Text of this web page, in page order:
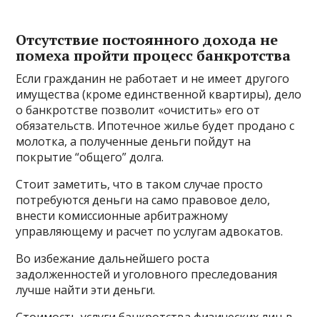
Отсутствие постоянного дохода не
помеха пройти процесс банкротства
Если гражданин не работает и не имеет другого
имущества (кроме единственной квартиры), дело
о банкротстве позволит «очистить» его от
обязательств. Ипотечное жилье будет продано с
молотка, а полученные деньги пойдут на
покрытие “общего” долга.
Стоит заметить, что в таком случае просто
потребуются деньги на само правовое дело,
внести комиссионные арбитражному
управляющему и расчет по услугам адвокатов.
Во избежание дальнейшего роста
задолженностей и уголовного преследования
лучше найти эти деньги.